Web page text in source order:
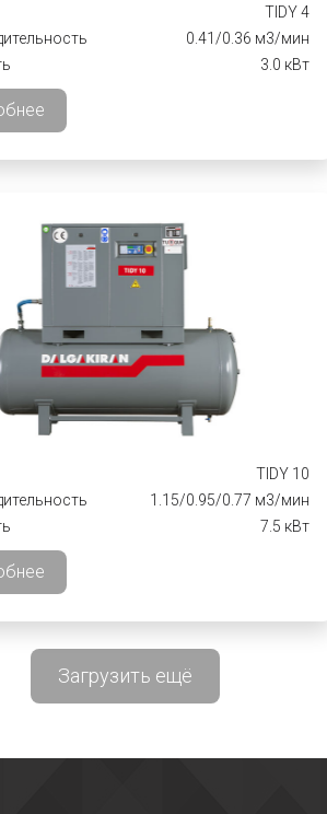
TIDY 4
0.41/0.36 м3/мин
3.0 кВт
TIDY 10
1.15/0.95/0.77 м3/мин
7.5 кВт
Загрузить ещё